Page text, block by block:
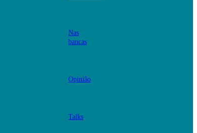
Nas
bancas
Opinião
Talks